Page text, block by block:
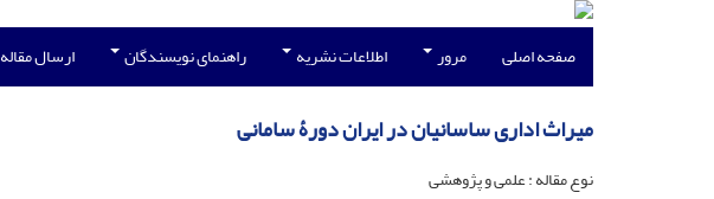
صفحه اصلی مرور اطلاعات نشریه راهنمای نویسندگان ارسال مقاله
میراث اداری ساسانیان در ایران دورۀ سامانی
نوع مقاله : علمی و پژوهشی